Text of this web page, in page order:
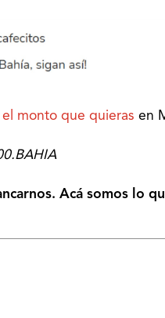
monto que quieras en
Acá somos lo